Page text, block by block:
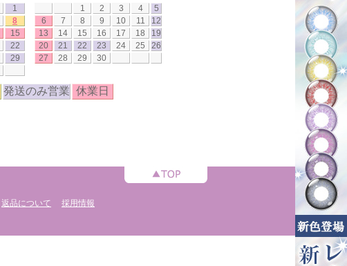
1
8
15
22
29
1
2 3 4
5
6
7 8 9 10 11
12
13
14 15 16 17 18
19
20
21 22 23 24 25
26
27
28 29 30
発送のみ営業 休業日
返品について 採用情報